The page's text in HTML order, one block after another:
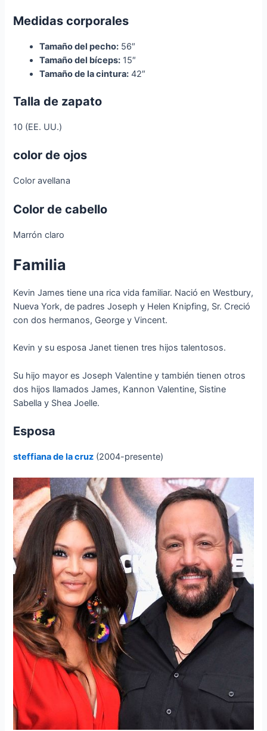
Medidas corporales
Tamaño del pecho: 56″
Tamaño del bíceps: 15″
Tamaño de la cintura: 42″
Talla de zapato
10 (EE. UU.)
color de ojos
Color avellana
Color de cabello
Marrón claro
Familia
Kevin James tiene una rica vida familiar. Nació en Westbury,
Nueva York, de padres Joseph y Helen Knipfing, Sr. Creció
con dos hermanos, George y Vincent.
Kevin y su esposa Janet tienen tres hijos talentosos.
Su hijo mayor es Joseph Valentine y también tienen otros
dos hijos llamados James, Kannon Valentine, Sistine
Sabella y Shea Joelle.
Esposa
steffiana de la cruz (2004-presente)